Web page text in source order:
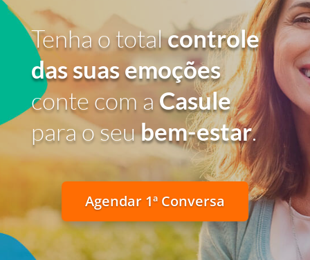
Tenha o totalcontrole
das suas emoções
conte com a Casule
para o seubem-estar.
Agendar 1ª Conversa